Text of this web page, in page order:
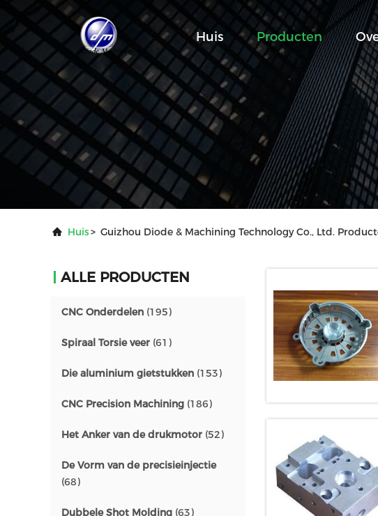
Huis Producten
Huis> Guizhou Diode & Machining Technology Co., Ltd.
ALLE PRODUCTEN
CNC Onderdelen (195)
Spiraal Torsie veer (61)
Die aluminium gietstukken (153)
CNC Precision Machining (186)
Het Anker van de drukmotor (52)
De Vorm van de precisieinjectie
(68)
Dubbele Shot Molding (63)